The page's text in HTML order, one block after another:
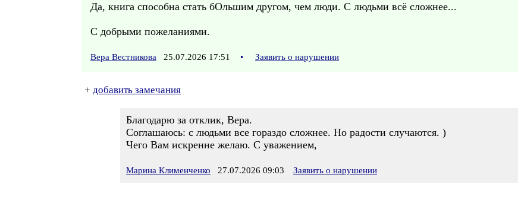
Да, книга способна стать бОльшим другом, чем люди. С людьми всё сложнее...
С добрыми пожеланиями.
Вера Вестникова 25.07.2026 17:51 • Заявить о нарушении
+ добавить замечания
Благодарю за отклик, Вера.
Соглашаюсь: с людьми все гораздо сложнее. Но радости случаются. )
Чего Вам искренне желаю. С уважением,
Марина Клименченко 27.07.2026 09:03 Заявить о нарушении